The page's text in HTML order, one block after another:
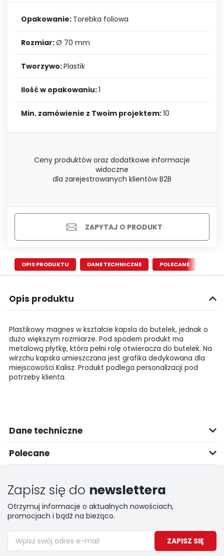
Opakowanie: Torebka foliowa
Rozmiar:Ø 70 mm
Tworzywo:Plastik
Ilość w opakowaniu:1
Min. zamówienie z Twoim projektem:10
Ceny produktów oraz dodatkowe informacje
widoczne
dla zarejestrowanych klientów B2B
ZAPYTAJ O PRODUKT
OPIS PRODUKTU DANE TECHNICZNE POLECANE
Opis produktu
Plastikowy magnes w kształcie kapsla do butelek, jednak o
dużo większym rozmiarze. Pod spodem produkt ma
metalową płytkę, która pełni rolę otwieracza do butelek. Na
wirzchu kapska umieszczana jest grafika dedykowana dla
miejscowości Kalisz. Produkt podlega personalizacji pod
potrzeby klienta.
Dane techniczne
Polecane
Zapisz się do newslettera
Otrzymuj informacje o aktualnych nowościach,
promocjach i bądź na bieżąco.
ZAPISZ SIĘ